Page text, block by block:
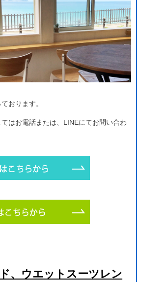
おります。
はお電話または、LINEにてお問い合わ
、ウエットスーツレン